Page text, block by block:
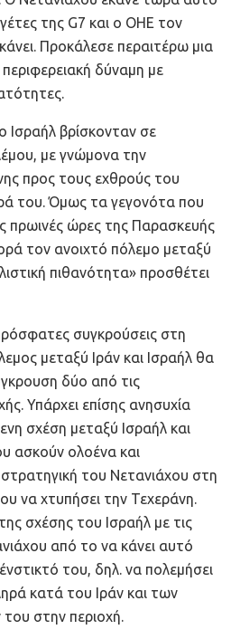
της G7 και ο ΟΗΕ τον
Προκάλεσε περαιτέρω μια
δύναμη με
Ισραήλ βρίσκονταν σε
με γνώμονα την
προς τους εχθρούς του
του. Όμως τα γεγονότα που
πρωινές ώρες της Παρασκευής
τον ανοιχτό πόλεμο μεταξύ
πιθανότητα» προσθέτει
συγκρούσεις στη
μεταξύ Ιράν και Ισραήλ θα
δύο από τις
Υπάρχει επίσης ανησυχία
σχέση μεταξύ Ισραήλ και
ασκούν ολοένα και
του Νετανιάχου στη
να χτυπήσει την Τεχεράνη.
σχέσης του Ισραήλ με τις
από το να κάνει αυτό
του, δηλ. να πολεμήσει
κατά του Ιράν και των
στην περιοχή.